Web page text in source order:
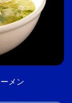
メン